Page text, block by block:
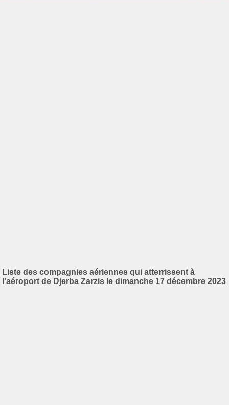
Liste des compagnies aériennes qui atterrissent à
l'aéroport de Djerba Zarzis le dimanche 17 décembre 2023